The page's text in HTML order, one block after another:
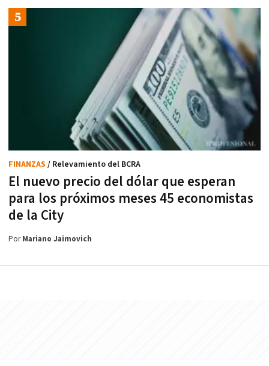
El nuevo precio del dólar que esperan
para los próximos meses 45 economistas
de la City
FINANZAS / Relevamiento del BCRA
PorMariano Jaimovich